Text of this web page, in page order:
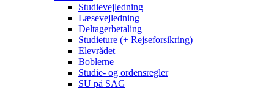
Studievejledning
Læsevejledning
Deltagerbetaling
Studieture (+ Rejseforsikring)
Elevrådet
Boblerne
Studie- og ordensregler
SU på SAG